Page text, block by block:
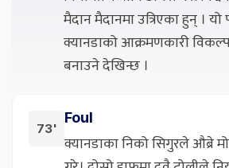
मैदान मैदानमा उत्रिएका हुन् । यो
क्यानडाको आक्रमणकारी
बनाउने देखिन्छ ।
73'
Foul
क्यानडाका निको सिगुरले औब्रे